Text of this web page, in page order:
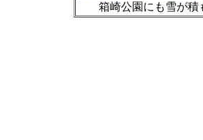
箱崎公園にも雪が積